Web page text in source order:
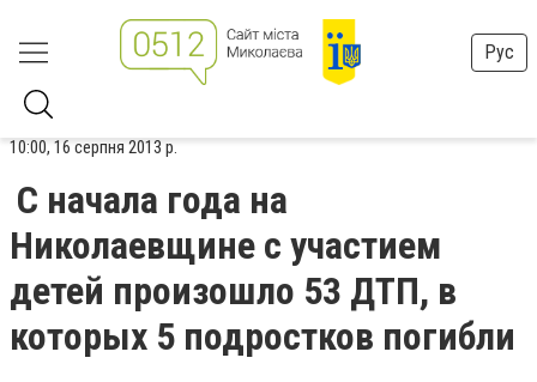
Рус
10:00, 16 серпня 2013 р.
С начала года на
Николаевщине с участием
детей произошло 53 ДТП, в
которых 5 подростков погибли